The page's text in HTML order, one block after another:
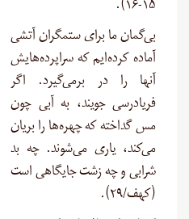
۱۵-۱۶).
بی‌گمان ما برای ستمگران آتشی
آماده کرده‌ایم که سراپرده‌هایش
آنها را در برمی‌گیرد. اگر
فریادرسی جویند، به آبی چون
مس گداخته که چهره‌ها را بریان
می‌کند، یاری می‌شوند. چه بد
شرابی و چه زشت جایگاهی است
(کهف/۲۹).